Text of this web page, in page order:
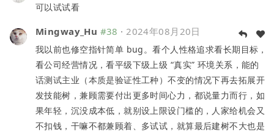
可以试试看
Mingway_Hu #38 · 2024年08月20日
我以前也修空指针简单 bug。看个人性格追求看长期目标，
看公司经营情况，看平级下级上级 “真实” 环境关系，能的
话测试主业（本质是验证性工种）不变的情况下再去拓展开
发技能树，兼顾需要付出更多时间心力，都说量力而行，如
果年轻，沉没成本低，就别设上限设门槛的，人家给机会又
不扣钱，干嘛不都兼顾着、多试试，就算最后建树不大也是